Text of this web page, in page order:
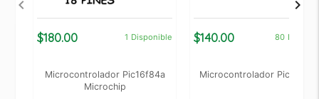
$180.00 1 Disponible
Microcontrolador Pic16f84a
Microchip
$140.00 80
Microcontrolador